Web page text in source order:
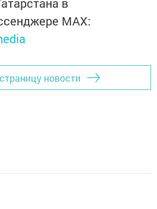
MАХ:
новости